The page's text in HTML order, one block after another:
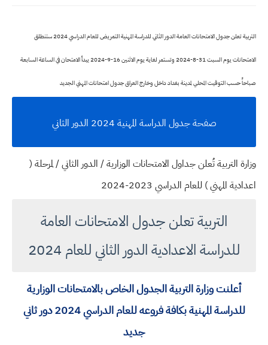
التربية تعلن جدول الامتحانات العامة الدور الثاني للدراسة المهنية التمريض للعام الدراسي 2024 ستنطلق
الامتحانات يوم السبت 31-8-2024 وتستمر لغاية يوم الاثنين 16-9-2024 يبدأ الامتحان في الساعة السابعة
صباحاً حسب التوقيت المحلي لمدينة بغداد داخل وخارج العراق جدول امتحانات المهني الجديد
صفحة جدول الدراسة المهنية 2024 الدور الثاني
وزارة التربية تُعلن جداول الامتحانات الوزارية / الدور الثاني / لمرحلة (
اعدادية المهني ) للعام الدراسي 2023-2024
التربية تعلن جدول الامتحانات العامة
للدراسة الاعدادية الدور الثاني للعام 2024
أعلنت وزارة التربية الجدول الخاص بالامتحانات الوزارية
للدراسة المهنية بكافة فروعه للعام الدراسي 2024 دور ثاني
جديد